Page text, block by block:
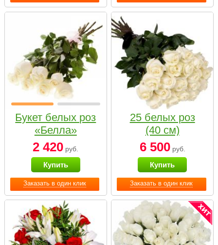
Заказать в один клик
Букет белых роз
«Белла»
2 420 руб.
Купить
Заказать в один клик
25 белых роз
(40 см)
6 500руб.
Купить